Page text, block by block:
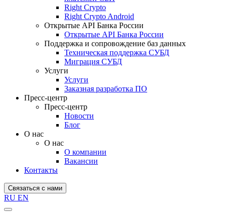
Right Crypto
Right Crypto Android
Открытые API Банка России
Открытые API Банка России
Поддержка и сопровождение баз данных
Техническая поддержка СУБД
Миграция СУБД
Услуги
Услуги
Заказная разработка ПО
Пресс-центр
Пресс-центр
Новости
Блог
О нас
О нас
О компании
Вакансии
Контакты
Связаться с нами
RU EN